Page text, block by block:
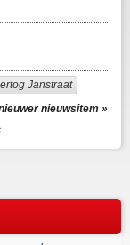
Janstraat
nieuwsitem »